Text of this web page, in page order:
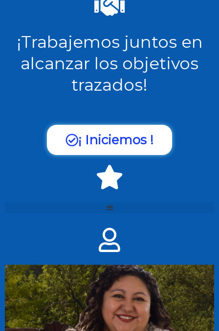
¡Trabajemos juntos en
alcanzar los objetivos
trazados!
¡ Iniciemos !